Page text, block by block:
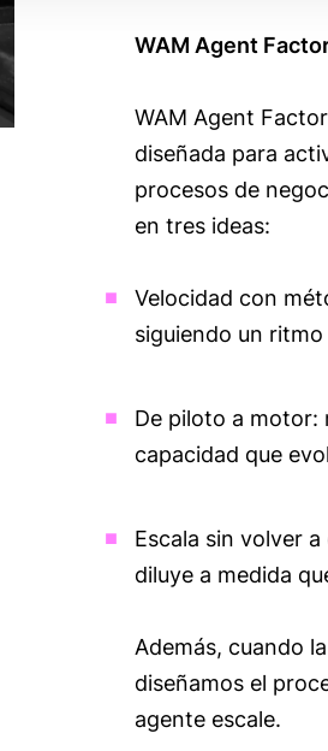
WAM Agent
WAM Agent
diseñada para
procesos de
en tres ideas:
Velocidad con
siguiendo un
De piloto a motor:
capacidad que
Escala sin volver
diluye a medida
Además, cuando
diseñamos el
agente escale.